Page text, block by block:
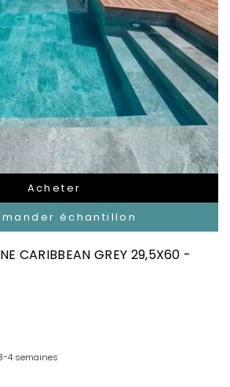
Acheter
échantillon
CARIBBEAN GREY 29,5X60 -
4 semaines